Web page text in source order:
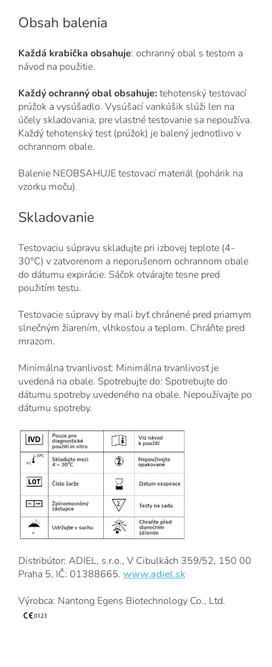
Obsah balenia
Každá krabička obsahuje: ochranný obal s testom a
návod na použitie.
Každý ochranný obal obsahuje:tehotenský testovací
prúžok a vysúšadlo. Vysúšací vankúšik slúži len na
účely skladovania, pre vlastné testovanie sa nepoužíva.
Každý tehotenský test (prúžok) je balený jednotlivo v
ochrannom obale.
Balenie NEOBSAHUJE testovací materiál (pohárik na
vzorku moču).
Skladovanie
Testovaciu súpravu skladujte pri izbovej teplote (4-
30°C) v zatvorenom a neporušenom ochrannom obale
do dátumu expirácie. Sáčok otvárajte tesne pred
použitím testu.
Testovacie súpravy by mali byť chránené pred priamym
slnečným žiarením, vlhkosťou a teplom. Chráňte pred
mrazom.
Minimálna trvanlivosť: Minimálna trvanlivosť je
uvedená na obale. Spotrebujte do: Spotrebujte do
dátumu spotreby uvedeného na obale. Nepoužívajte po
dátumu spotreby.
Distribútor: ADIEL, s.r.o., V Cibulkách 359/52, 150 00
Praha 5, IČ: 01388665. www.adiel.sk
Výrobca: Nantong Egens Biotechnology Co., Ltd.